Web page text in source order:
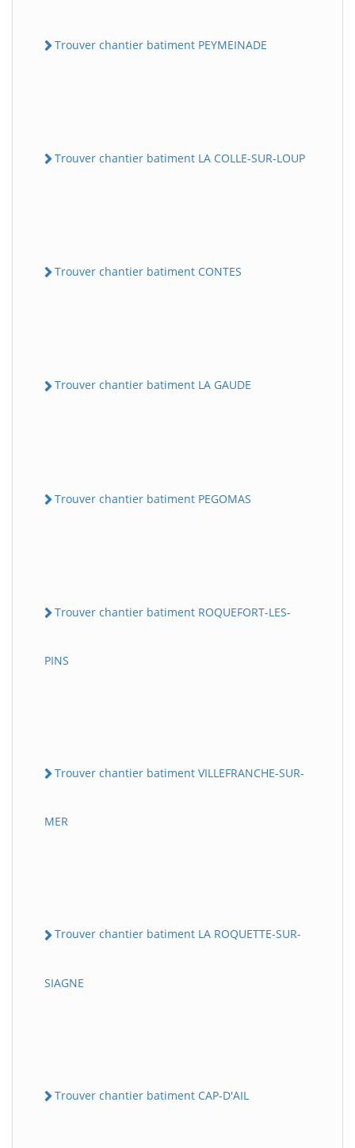
Trouver chantier batiment PEYMEINADE
Trouver chantier batiment LA COLLE-SUR-LOUP
Trouver chantier batiment CONTES
Trouver chantier batiment LA GAUDE
Trouver chantier batiment PEGOMAS
Trouver chantier batiment ROQUEFORT-LES-
PINS
Trouver chantier batiment VILLEFRANCHE-SUR-
MER
Trouver chantier batiment LA ROQUETTE-SUR-
SIAGNE
Trouver chantier batiment CAP-D'AIL